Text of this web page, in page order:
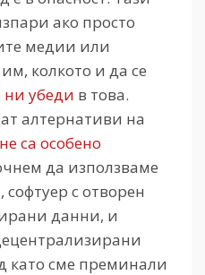
ако просто
медии или
колкото и да се
ни убеди в това.
алтернативи на
не са особено
да използваме
с отворен
данни, и
като сме преминали